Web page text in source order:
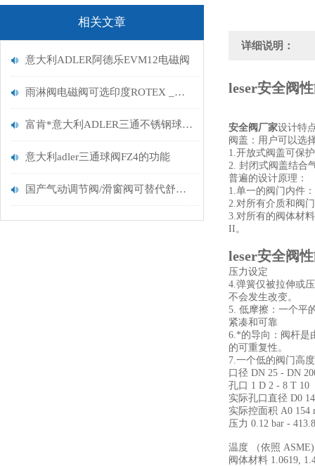
相关文章
意大利ADLER阿德乐EVM12电磁阀
雨淋阀电磁阀可选印度ROTEX _认证齐全
富肯*意大利ADLER三通不锈钢球阀FT6 DN15
意大利adler三通球阀FZ4的功能
国产气动调节阀/滑窗阀可替代舒伯特萨泽8021
详细说明：
leser安全阀
安全阀厂家设计特
阀盖：用户可以选
1.开放式阀盖可保
2. 封闭式阀盖结合
普遍的设计原理：
1.单一的阀门内件
2.对所有介质和阀
3.对所有的阀体材
II。
leser安全阀
压力设定
4.弹簧仅被拉伸或
不会发生改变。
5. 低摩擦：一个平
紧凑和可靠
6.*的导向：阀杆是
的可重复性。
7.一个低的阀门高
口径 DN 25 - DN
孔口 1 D 2 - 8 T 10
实际孔口直径 D0
实际控面积 A0 154
压力 0.12 bar -
温度 （依照 ASME)
阀体材料 1.0619,